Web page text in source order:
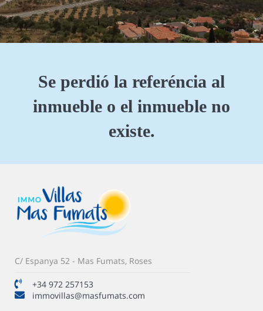
Se perdió la referéncia al
inmueble o el inmueble no
existe.
C/ Espanya 52 - Mas Fumats, Roses
+34 972 257153
immovillas@masfumats.com